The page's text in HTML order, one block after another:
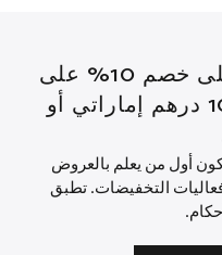
لفترة محدودة: احصل على خصم 10% على
طلبك الأول بقيمة 1000 درهم إماراتي أو
أول من يعلم بالعروض
التخفيضات. تطبق